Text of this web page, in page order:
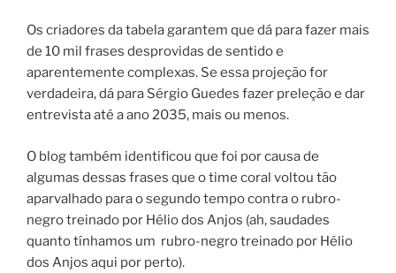
Os criadores da tabela garantem que dá para fazer mais
de 10 mil frases desprovidas de sentido e
aparentemente complexas. Se essa projeção for
verdadeira, dá para Sérgio Guedes fazer preleção e dar
entrevista até a ano 2035, mais ou menos.
O blog também identificou que foi por causa de
algumas dessas frases que o time coral voltou tão
aparvalhado para o segundo tempo contra o rubro-
negro treinado por Hélio dos Anjos (ah, saudades
quanto tínhamos um rubro-negro treinado por Hélio
dos Anjos aqui por perto).